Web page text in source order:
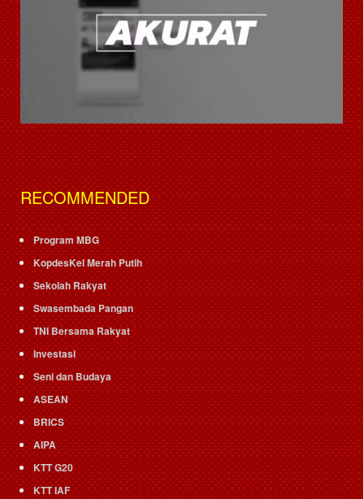
RECOMMENDED
Program MBG
KopdesKel Merah Putih
Sekolah Rakyat
Swasembada Pangan
TNI Bersama Rakyat
Investasi
Seni dan Budaya
ASEAN
BRICS
AIPA
KTT G20
KTT IAF